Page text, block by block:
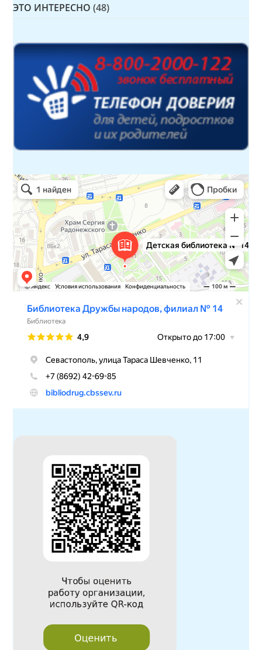
ЭТО ИНТЕРЕСНО (48)
Детская библиотека № 14 Дружбы народов
Библиотека в Севастополе